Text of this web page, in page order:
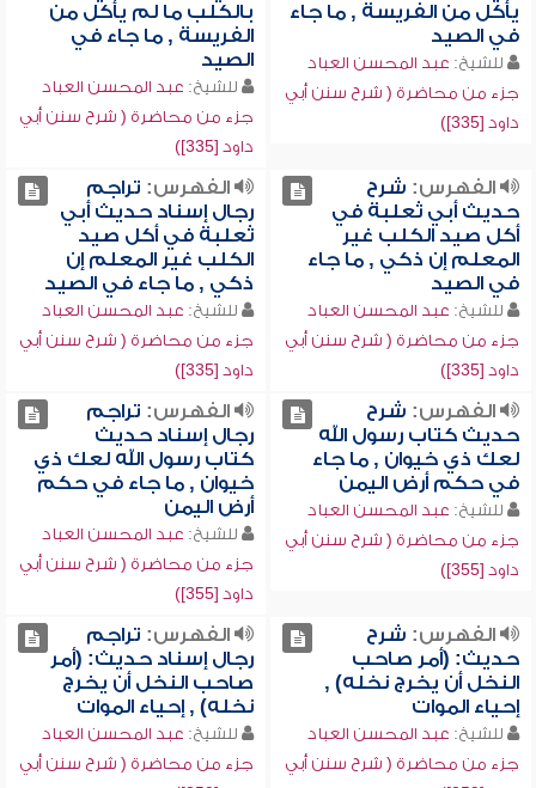
يأكل من الفريسة , ما جاء
في الصيد
للشيخ: عبد المحسن العباد
جزء من محاضرة ( شرح سنن أبي
داود [335])
بالكلب ما لم يأكل من
الفريسة , ما جاء في
الصيد
للشيخ: عبد المحسن العباد
جزء من محاضرة ( شرح سنن أبي
داود [335])
الفهرس: شرح
حديث أبي ثعلبة في
أكل صيد الكلب غير
المعلم إن ذكي , ما جاء
في الصيد
للشيخ: عبد المحسن العباد
جزء من محاضرة ( شرح سنن أبي
داود [335])
الفهرس: تراجم
رجال إسناد حديث أبي
ثعلبة في أكل صيد
الكلب غير المعلم إن
ذكي , ما جاء في الصيد
للشيخ: عبد المحسن العباد
جزء من محاضرة ( شرح سنن أبي
داود [335])
الفهرس: شرح
حديث كتاب رسول الله
لعك ذي خيوان , ما جاء
في حكم أرض اليمن
للشيخ: عبد المحسن العباد
جزء من محاضرة ( شرح سنن أبي
داود [355])
الفهرس: تراجم
رجال إسناد حديث
كتاب رسول الله لعك ذي
خيوان , ما جاء في حكم
أرض اليمن
للشيخ: عبد المحسن العباد
جزء من محاضرة ( شرح سنن أبي
داود [355])
الفهرس: شرح
حديث: (أمر صاحب
النخل أن يخرج نخله) ,
إحياء الموات
للشيخ: عبد المحسن العباد
جزء من محاضرة ( شرح سنن أبي
الفهرس: تراجم
رجال إسناد حديث: (أمر
صاحب النخل أن يخرج
نخله) , إحياء الموات
للشيخ: عبد المحسن العباد
جزء من محاضرة ( شرح سنن أبي